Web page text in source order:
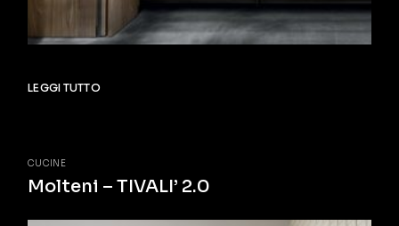
LEGGI TUTTO
CUCINE
Molteni – TIVALI’ 2.0